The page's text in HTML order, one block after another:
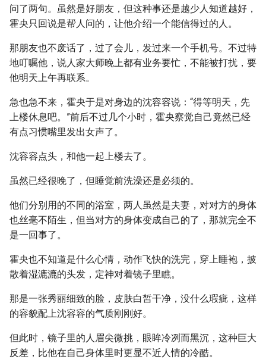
问了两句。虽然是好朋友，但这种事还是越少人知道越好，
霍央只回说是帮人问的，让他介绍一个能信得过的人。
那朋友也不废话了，过了会儿，发过来一个手机号。不过特
地叮嘱他，说人家大师晚上都有业务要忙，不能被打扰，要
他明天上午再联系。
急也急不来，霍央于是对身边的沈容容说：“得等明天，先
上楼休息吧。”前后不过几个小时，霍央察觉自己竟然已经
有点习惯嘴里发出女声了。
沈容容点头，和他一起上楼去了。
虽然已经很晚了，但睡觉前洗澡还是必须的。
他们分别用的不同的浴室，两人虽然是夫妻，对对方的身体
也丝毫不陌生，但当对方的身体变成自己的了，那就完全不
是一回事了。
霍央也不知道是什么心情，动作飞快的洗完，穿上睡袍，披
散着湿漉漉的头发，定神对着镜子里瞧。
那是一张秀丽细致的脸，皮肤白皙干净，没什么瑕疵，这样
的容貌配上沈容容的气质刚刚好。
但此时，镜子里的人眉尖微挑，眼眸冷冽而黑沉，这种巨大
反差，比他在自己身体里时更显不近人情的冷酷。